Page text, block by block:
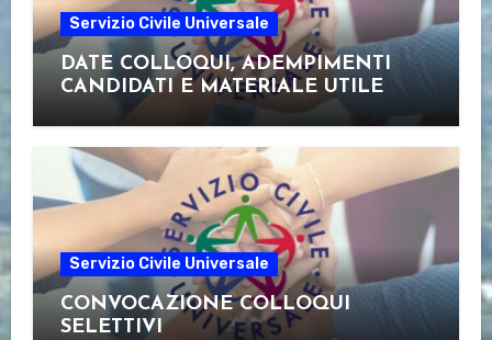
Servizio Civile Universale
DATE COLLOQUI, ADEMPIMENTI
CANDIDATI E MATERIALE UTILE
Servizio Civile Universale
CONVOCAZIONE COLLOQUI
SELETTIVI